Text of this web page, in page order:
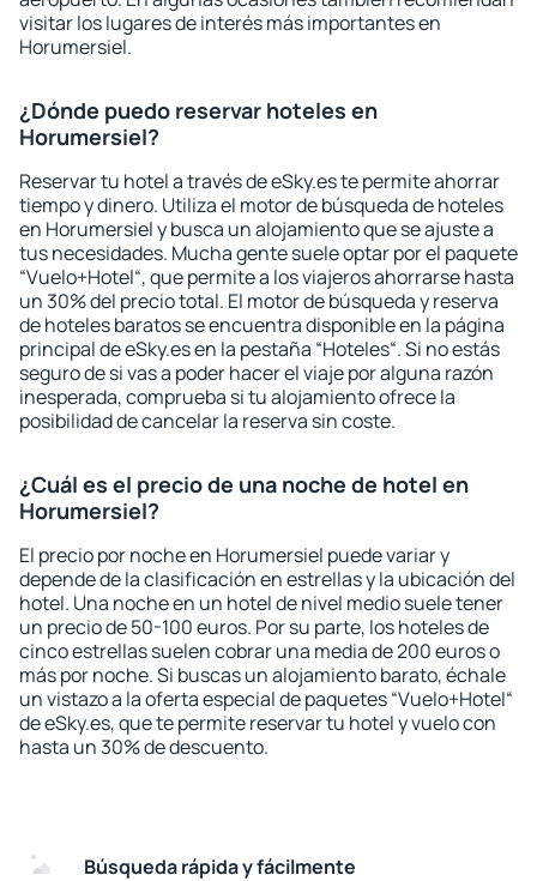
visitar los lugares de interés más importantes en
Horumersiel.
¿Dónde puedo reservar hoteles en
Horumersiel?
Reservar tu hotel a través de eSky.es te permite ahorrar
tiempo y dinero. Utiliza el motor de búsqueda de hoteles
en Horumersiel y busca un alojamiento que se ajuste a
tus necesidades. Mucha gente suele optar por el paquete
“Vuelo+Hotel“, que permite a los viajeros ahorrarse hasta
un 30% del precio total. El motor de búsqueda y reserva
de hoteles baratos se encuentra disponible en la página
principal de eSky.es en la pestaña “Hoteles“. Si no estás
seguro de si vas a poder hacer el viaje por alguna razón
inesperada, comprueba si tu alojamiento ofrece la
posibilidad de cancelar la reserva sin coste.
¿Cuál es el precio de una noche de hotel en
Horumersiel?
El precio por noche en Horumersiel puede variar y
depende de la clasificación en estrellas y la ubicación del
hotel. Una noche en un hotel de nivel medio suele tener
un precio de 50-100 euros. Por su parte, los hoteles de
cinco estrellas suelen cobrar una media de 200 euros o
más por noche. Si buscas un alojamiento barato, échale
un vistazo a la oferta especial de paquetes “Vuelo+Hotel“
de eSky.es, que te permite reservar tu hotel y vuelo con
hasta un 30% de descuento.
Búsqueda rápida y fácilmente